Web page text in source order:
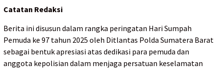
Catatan Redaksi
Berita ini disusun dalam rangka peringatan Hari Sumpah
Pemuda ke 97 tahun 2025 oleh Ditlantas Polda Sumatera Barat
sebagai bentuk apresiasi atas dedikasi para pemuda dan
anggota kepolisian dalam menjaga persatuan keselamatan